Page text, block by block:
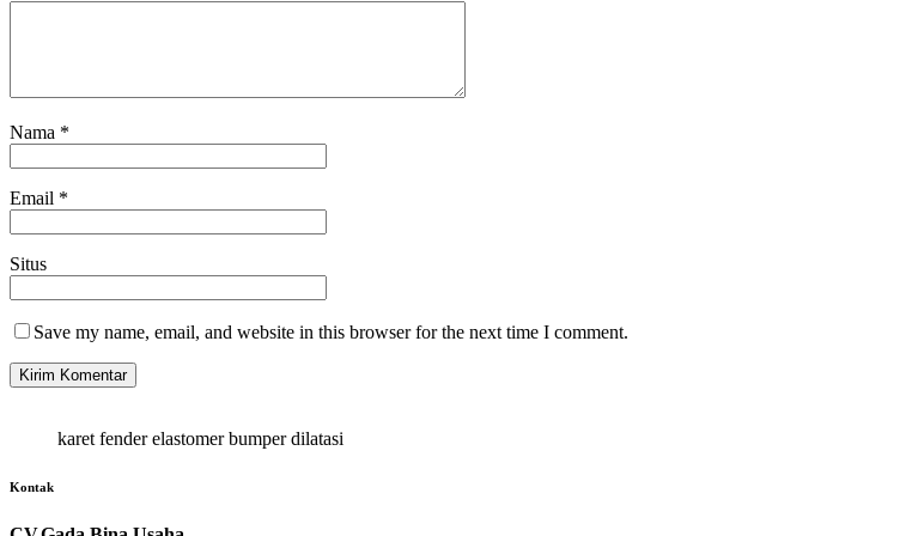
Nama *
Email *
Situs
Save my name, email, and website in this browser for the next time I comment.
karet fender elastomer bumper dilatasi
Kontak